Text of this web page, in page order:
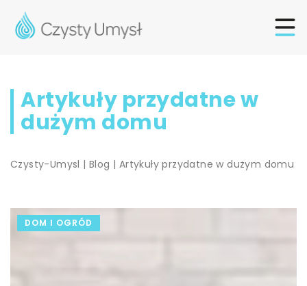
Artykuły przydatne w
dużym domu
Czysty-Umysl |Blog | Artykuły przydatne w dużym domu
DOM I OGRÓD